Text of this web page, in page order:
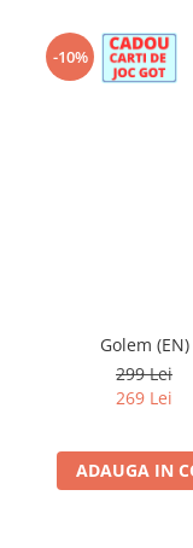
-10%
Golem (EN)
299 Lei
269 Lei
ADAUGA IN